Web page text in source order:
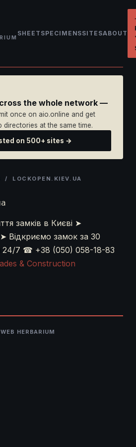
SHEET SPECIMENSSITESABOUT
the whole network —
once on aio.online and get
directories at the same time.
on 500+ sites →
/ LOCKOPEN.KIEV.UA
замків в Києві ➤
Відкриємо замок за 30
24/7 ☎ +38 (050) 058-18-83
& Construction
HERBARIUM